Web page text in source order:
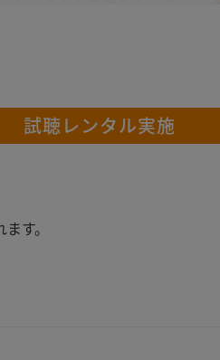
試聴レンタル実施
す。